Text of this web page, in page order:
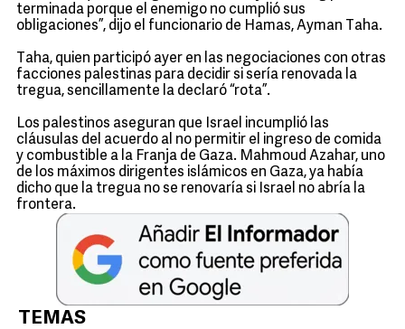
terminada porque el enemigo no cumplió sus
obligaciones”, dijo el funcionario de Hamas, Ayman Taha.
Taha, quien participó ayer en las negociaciones con otras
facciones palestinas para decidir si sería renovada la
tregua, sencillamente la declaró “rota”.
Los palestinos aseguran que Israel incumplió las
cláusulas del acuerdo al no permitir el ingreso de comida
y combustible a la Franja de Gaza. Mahmoud Azahar, uno
de los máximos dirigentes islámicos en Gaza, ya había
dicho que la tregua no se renovaría si Israel no abría la
frontera.
TEMAS